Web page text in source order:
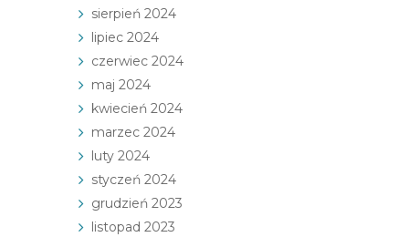
sierpień 2024
lipiec 2024
czerwiec 2024
maj 2024
kwiecień 2024
marzec 2024
luty 2024
styczeń 2024
grudzień 2023
listopad 2023